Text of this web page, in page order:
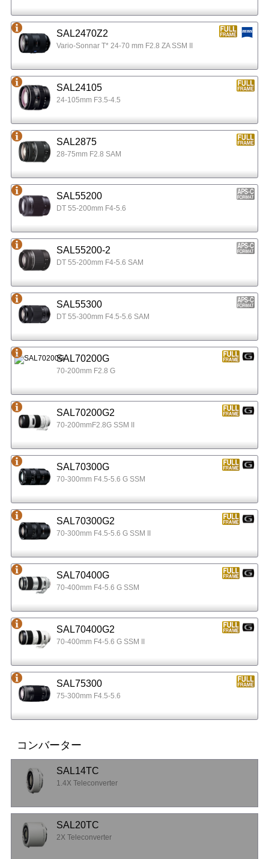
SAL2470Z2
Vario-Sonnar T* 24-70 mm F2.8 ZA SSM II
SAL24105
24-105mm F3.5-4.5
SAL2875
28-75mm F2.8 SAM
SAL55200
DT 55-200mm F4-5.6
SAL55200-2
DT 55-200mm F4-5.6 SAM
SAL55300
DT 55-300mm F4.5-5.6 SAM
SAL70200G
70-200mm F2.8 G
SAL70200G2
70-200mmF2.8G SSM II
SAL70300G
70-300mm F4.5-5.6 G SSM
SAL70300G2
70-300mm F4.5-5.6 G SSM II
SAL70400G
70-400mm F4-5.6 G SSM
SAL70400G2
70-400mm F4-5.6 G SSM II
SAL75300
75-300mm F4.5-5.6
コンバーター
SAL14TC
1.4X Teleconverter
SAL20TC
2X Teleconverter